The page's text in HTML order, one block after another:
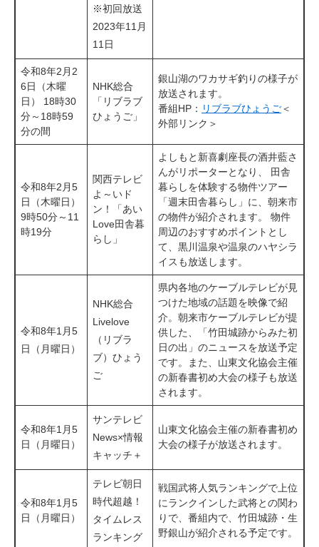
※初回放送
2023年11月
11日
令和8年2月2
6日（木曜
日） 18時30
分～18時59
分の間
NHK総合
「リブラブ
ひょうご」
銀山湖のワカサギ釣りの様子が
放送されます。
​番組HP： リブラブひょうご＜
外部リンク＞
令和8年2月5
日（木曜日）
9時50分～11
時19分
関西テレビ
よ～いド
ン！「あい
Love田舎暮
らし」
よしもと新喜劇座長の酒井藍さ
んがリポーターとなり、 田舎
暮らしを体験する物件ツアー
「週末田舎暮らし」に、朝来市
の物件が紹介されます。 物件
周辺のおすすめポイントとし
て、黒川温泉や温泉のハヤシラ
イスも放送します。
令和8年1月5
日（月曜日）
NHK総合
Livelove
（リブラ
ブ）ひょう
ご
県内各地のケーブルテレビが見
つけた地域の話題を映像で紹
介。朝来市ケーブルテレビが提
供した、「竹田城跡からみた初
日の出」のニュースを放送予定
です。また、山東文化協会主催
の新春書初め大会の様子も放送
されます。
令和8年1月5
日（月曜日）
サンテレビ
News×情報
キャッチ＋
山東文化協会主催の新春書初め
大会の様子が放送されます。
令和8年1月5
日（月曜日）
テレビ朝日
時代超越！
タイムレス
ランキング
戦国武将人気ランキングで上位
にランクインした武将との関わ
りで、番組内で、竹田城跡・生
野銀山が紹介される予定です。